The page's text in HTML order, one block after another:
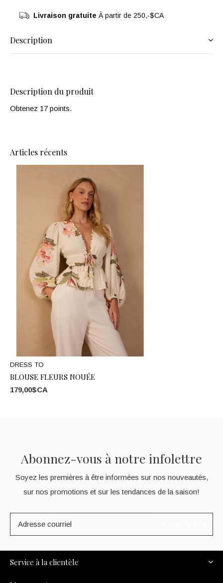
Livraison gratuite À partir de 250,-$CA
Description
Description du produit
Obtenez 17 points.
Articles récents
DRESS TO
BLOUSE FLEURS NOUÉE
179,00$CA
Abonnez-vous à notre infolettre
Soyez les premières à être informées sur nos nouveautés,
sur nos promotions et sur les tendances de la saison!
Service à la clientèle